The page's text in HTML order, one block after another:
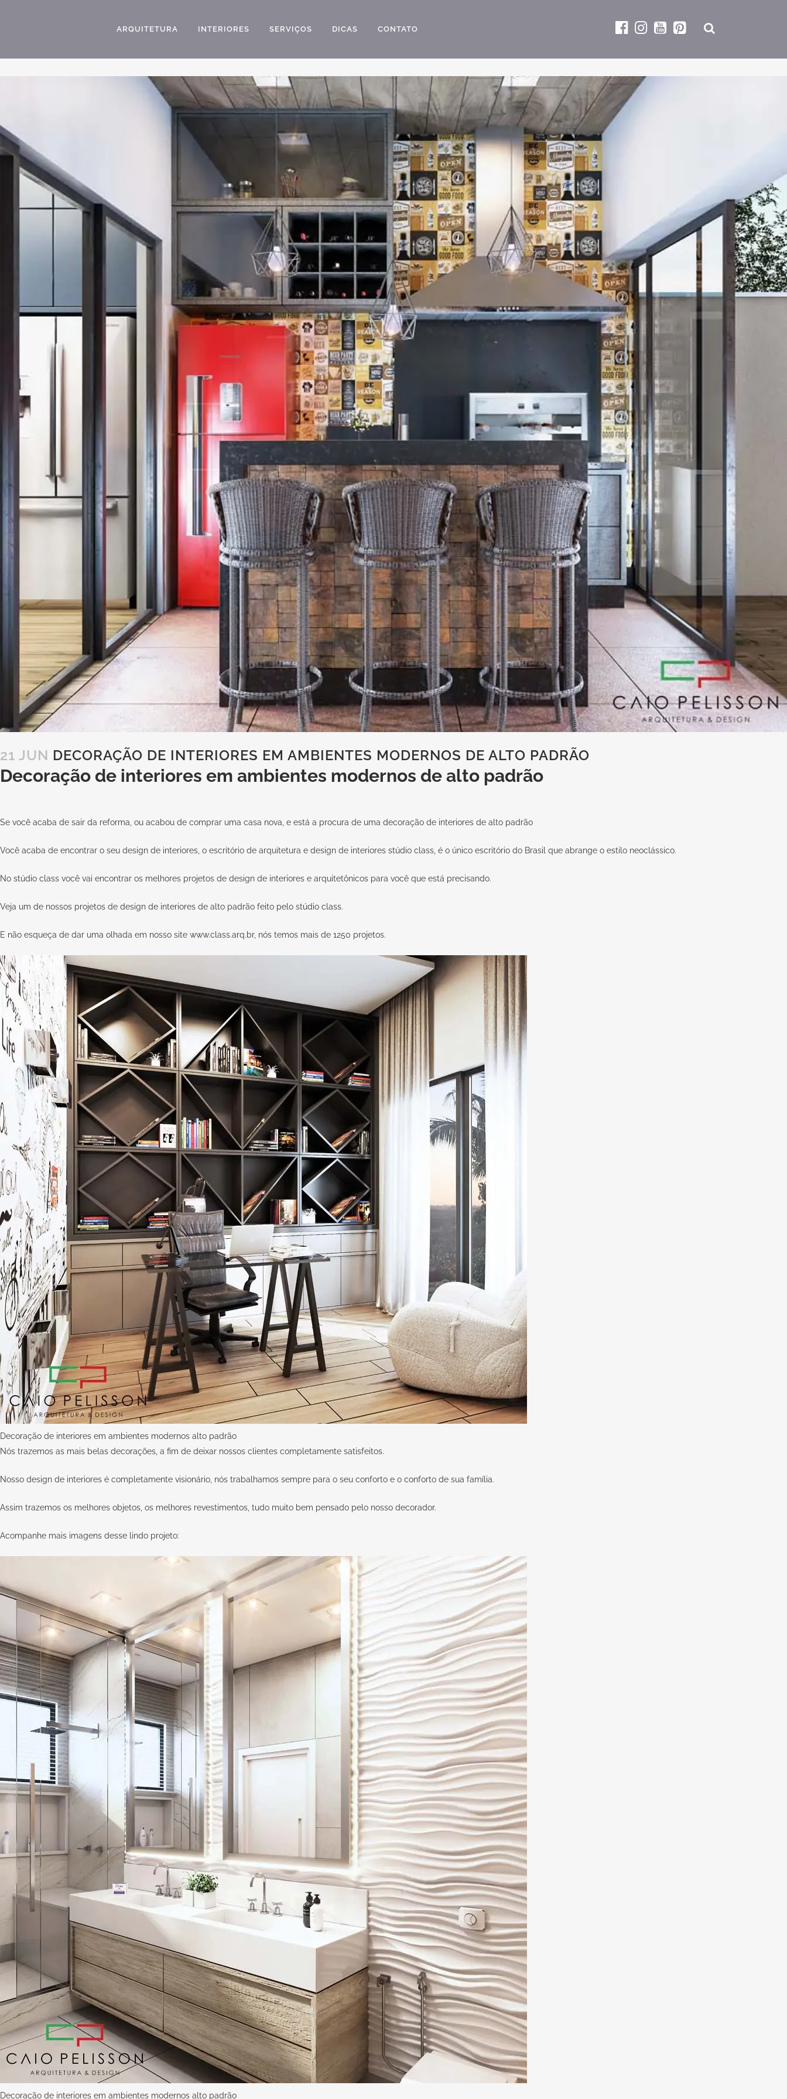
ARQUITETURA INTERIORES SERVIÇOS DICAS CONTATO
21 JUN DECORAÇÃO DE INTERIORES EM AMBIENTES MODERNOS DE ALTO PADRÃO
Decoração de interiores em ambientes modernos de alto padrão
Se você acaba de sair da reforma, ou acabou de comprar uma casa nova, e está a procura de uma decoração de interiores de alto padrão
Você acaba de encontrar o seu design de interiores, o escritório de arquitetura e design de interiores stúdio class , é o único escritório do Brasil que abrange o estilo neoclássico.
No stúdio class você vai encontrar os melhores projetos de design de interiores e arquitetônicos para você que está precisando.
Veja um de nossos projetos de design de interiores de alto padrão feito pelo stúdio class.
E não esqueça de dar uma olhada em nosso site www.class.arq.br, nós temos mais de 1250 projetos.
Decoração de interiores em ambientes modernos alto padrão
Nós trazemos as mais belas decorações, a fim de deixar nossos clientes completamente satisfeitos.
Nosso design de interiores é completamente visionário, nós trabalhamos sempre para o seu conforto e o conforto de sua família.
Assim trazemos os melhores objetos, os melhores revestimentos, tudo muito bem pensado pelo nosso decorador.
Acompanhe mais imagens desse lindo projeto:
Decoração de interiores em ambientes modernos alto padrão